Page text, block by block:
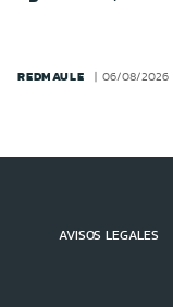
REDMAULE 06/08/2026 -
AVISOS LEGALES